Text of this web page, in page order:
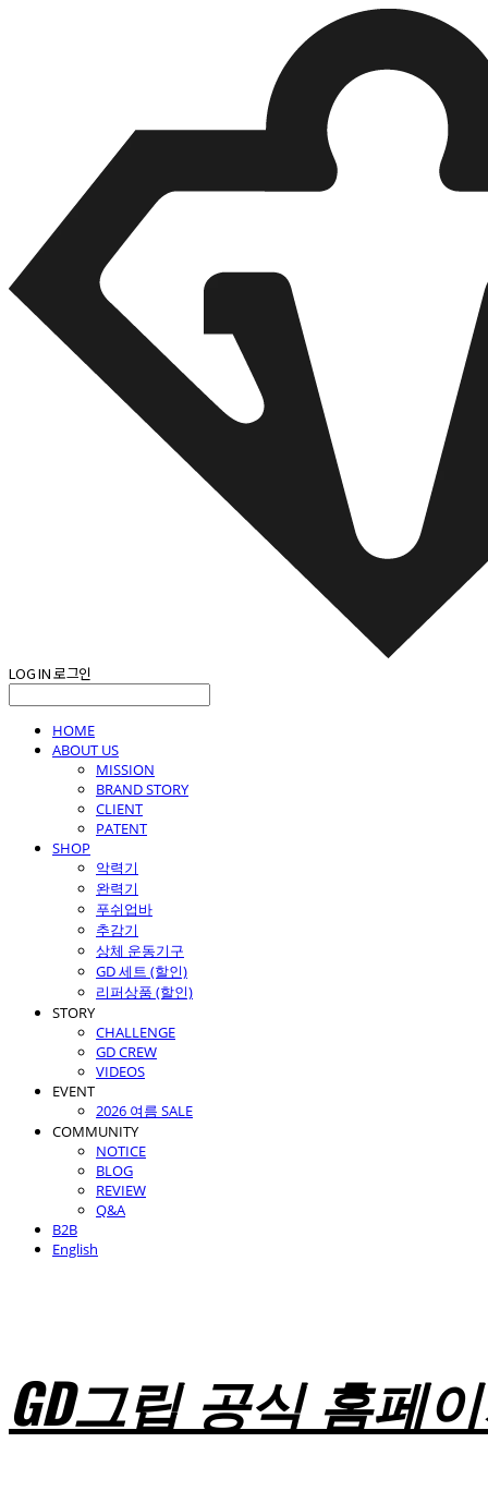
LOG IN로그인
HOME
ABOUT US
MISSION
BRAND STORY
CLIENT
PATENT
SHOP
악력기
완력기
푸쉬업바
추감기
상체 운동기구
GD 세트 (할인)
리퍼상품 (할인)
STORY
CHALLENGE
GD CREW
VIDEOS
EVENT
2026 여름 SALE
COMMUNITY
NOTICE
BLOG
REVIEW
Q&A
B2B
English
GD그립 공식 홈페